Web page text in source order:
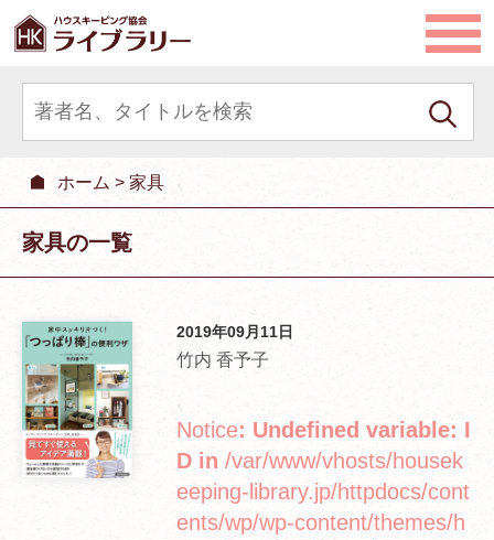
ホーム > 家具
家具の一覧
2019年09月11日
竹内 香予子
Notice: Undefined variable: I
D in /var/www/vhosts/housek
eeping-library.jp/httpdocs/cont
ents/wp/wp-content/themes/h